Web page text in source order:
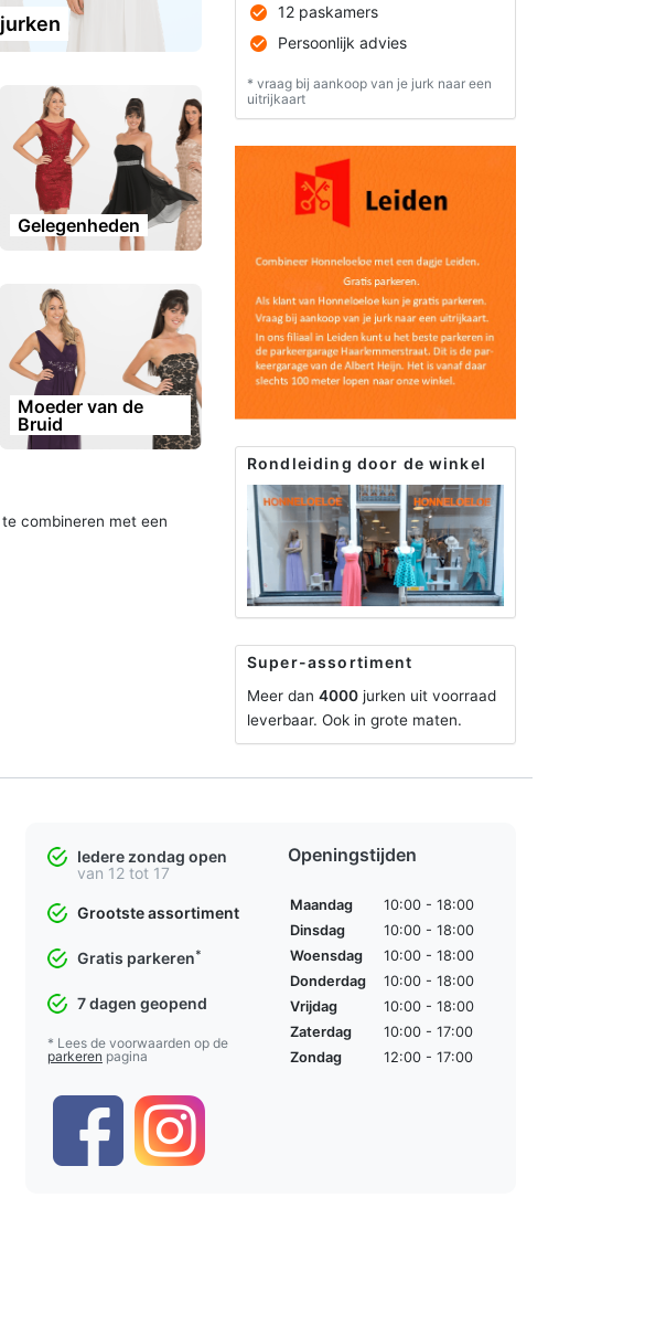
Gelegenheden
Moeder van de
Bruid
combineren met een
12 paskamers
Persoonlijk advies
* vraag bij aankoop van je jurk naar een
uitrijkaart
Rondleiding door de winkel
Super-assortiment
Meer dan 4000 jurken uit voorraad
leverbaar. Ook in grote maten.
Iedere zondag open
van 12 tot 17
Grootste assortiment
Gratis parkeren*
7 dagen geopend
* Lees de voorwaarden op de
parkeren pagina
Openingstijden
Maandag
10:00 - 18:00
Dinsdag
10:00 - 18:00
Woensdag
10:00 - 18:00
Donderdag
10:00 - 18:00
Vrijdag
10:00 - 18:00
Zaterdag
10:00 - 17:00
Zondag
12:00 - 17:00